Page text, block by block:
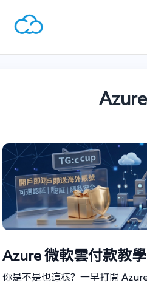
Azure 微軟雲付款教
你是不是也這樣？一早打開